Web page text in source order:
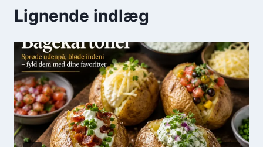
Lignende indlæg